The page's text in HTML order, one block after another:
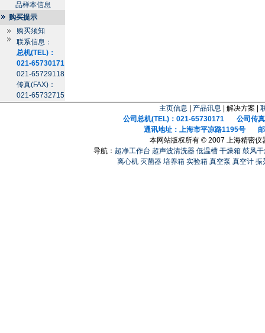
品样本信息
购买提示
购买须知
联系信息：
总机(TEL)：
021-65730171
021-65729118
传真(FAX)：
021-65732715
主页信息 产品讯息 | 解决方案 |
公司总机(TEL)：021-65730171 公司传真
通讯地址：上海市平凉路1195号 邮
本网站版权所有 © 2007 上海精密仪
导航： 超净工作台 超声波清洗器 低温槽 干燥箱 鼓风
离心机 灭菌器 培养箱 实验箱 真空泵 真空计 振